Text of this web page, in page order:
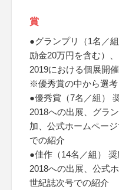
賞
●グランプリ（1名／
励金20万円を含む）
2019における個展開
※優秀賞の中から選考
●優秀賞（7名／組）
2018への出展、グラ
加、公式ホームペー
での紹介
●佳作（14名／組）
2018への出展、公式
世紀誌次号での紹介